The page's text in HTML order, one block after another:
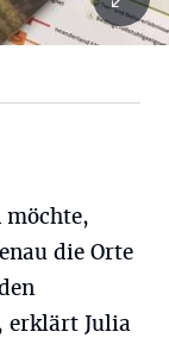
möchte,
die Orte
erklärt Julia